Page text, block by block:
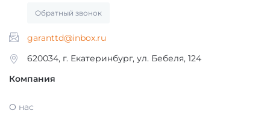
МАТЕРИАЛЫ / ПРИНАДЛЕЖНОСТИ ДЛЯ
ПЛОМБИРОВАНИЯ ЗУБОВ
Обратный звонок
garanttd@inbox.ru
620034, г. Екатеринбург, ул. Бебеля, 124
Компания
О нас